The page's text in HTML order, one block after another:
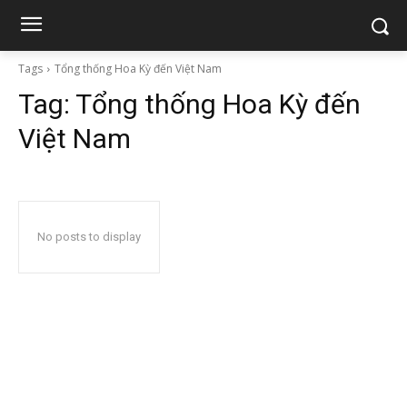
Tags Tổng thống Hoa Kỳ đến Việt Nam
Tag: Tổng thống Hoa Kỳ đến
Việt Nam
No posts to display